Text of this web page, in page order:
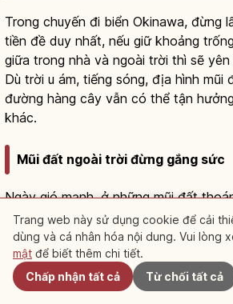
Trong chuyến đi biển Okinawa, đừng
tiền đề duy nhất, nếu giữ khoảng
giữa trong nhà và ngoài trời thì sẽ yên
Dù trời u ám, tiếng sóng, địa hình mũi
đường hàng cây vẫn có thể tận
khác.
Mũi đất ngoài trời đừng gắng sức
Ngày gió mạnh, ở những mũi đất
hay Manzamō có thể bị gió thổi
Nếu có hướng dẫn tại chỗ hoặc hạn
theo, dừng lại ở mức dạo bộ ngắn
sở trong nhà.
Trang web này sử dụng cookie để cải
dùng và cá nhân hóa nội dung. Vui lòng
mật để biết thêm chi tiết.
Chấp nhận tất cả
Từ chối tất cả